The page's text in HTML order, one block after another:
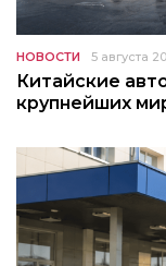
НОВОСТИ 5 августа
Китайские
крупнейших